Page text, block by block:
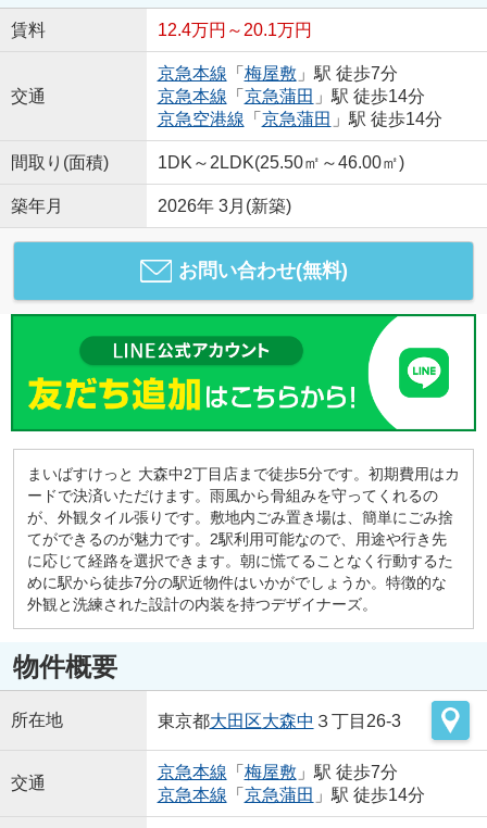
賃料 12.4万円～20.1万円
交通
京急本線 「 梅屋敷 」駅 徒歩7分
京急本線 「 京急蒲田 」駅 徒歩14分
京急空港線 「 京急蒲田 」駅 徒歩14分
間取り(面積) 1DK～2LDK(25.50㎡～46.00㎡)
築年月 2026年 3月(新築)
お問い合わせ(無料)
まいばすけっと 大森中2丁目店まで徒歩5分です。初期費用はカ
ードで決済いただけます。雨風から骨組みを守ってくれるの
が、外観タイル張りです。敷地内ごみ置き場は、簡単にごみ捨
てができるのが魅力です。2駅利用可能なので、用途や行き先
に応じて経路を選択できます。朝に慌てることなく行動するた
めに駅から徒歩7分の駅近物件はいかがでしょうか。特徴的な
外観と洗練された設計の内装を持つデザイナーズ。
物件概要
所在地 東京都大田区大森中 ３丁目26-3
交通
京急本線 「 梅屋敷 」駅 徒歩7分
京急本線 「 京急蒲田 」駅 徒歩14分